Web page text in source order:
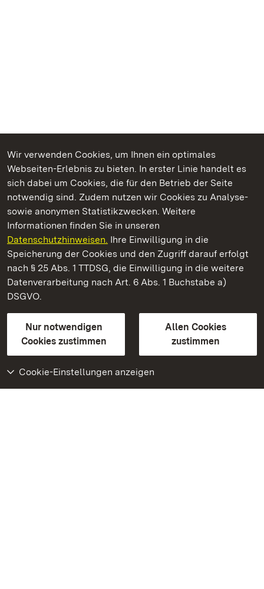
Wir verwenden Cookies, um Ihnen ein optimales
Webseiten-Erlebnis zu bieten. In erster Linie handelt es
sich dabei um Cookies, die für den Betrieb der Seite
notwendig sind. Zudem nutzen wir Cookies zu Analyse-
sowie anonymen Statistikzwecken. Weitere
Informationen finden Sie in unseren
Datenschutzhinweisen. Ihre Einwilligung in die
Speicherung der Cookies und den Zugriff darauf erfolgt
nach § 25 Abs. 1 TTDSG, die Einwilligung in die weitere
Datenverarbeitung nach Art. 6 Abs. 1 Buchstabe a)
DSGVO.
Nur notwendigen
Cookies zustimmen
Allen Cookies
zustimmen
Cookie-Einstellungen anzeigen
Kommen. Staunen. Genießen.
Kloster Ochsenhausen
Staatliche Schlösser und Gärten Baden-Württemberg
Kontakt
GebärdenspracheLeichte Sprache
Erklärung zur Barrierefreiheit
BITV-konform (geprüfte Seiten)
Weiteres